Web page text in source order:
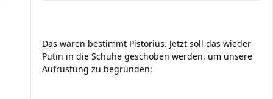
Das waren bestimmt Pistorius. Jetzt soll das wieder
Putin in die Schuhe geschoben werden, um unsere
Aufrüstung zu begründen: